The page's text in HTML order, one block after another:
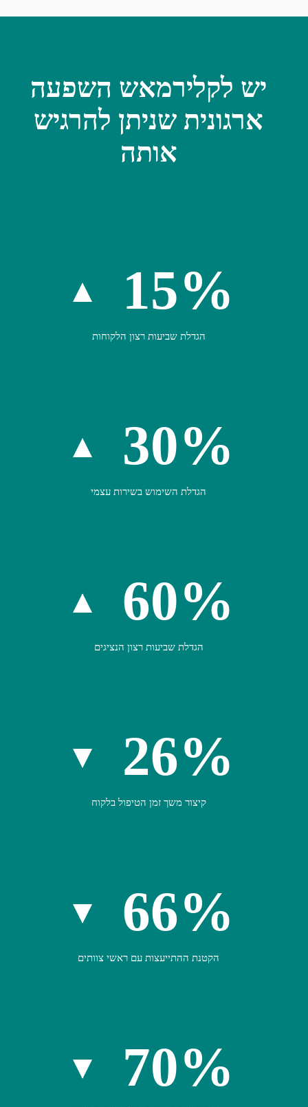
יש לקלירמאש השפעה
ארגונית שניתן להרגיש
אותה
15%
הגדלת שביעות רצון הלקוחות
30%
הגדלת השימוש בשירות עצמי
60%
הגדלת שביעות רצון הנציגים
26%
קיצור משך זמן הטיפול בלקוח
66%
הקטנת ההתייעצות עם ראשי צוותים
70%